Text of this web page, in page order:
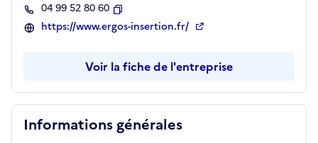
Informations générales
04 99 52 80 60
Copier
https://www.ergos-insertion.fr/
Voir la fiche de l'entreprise